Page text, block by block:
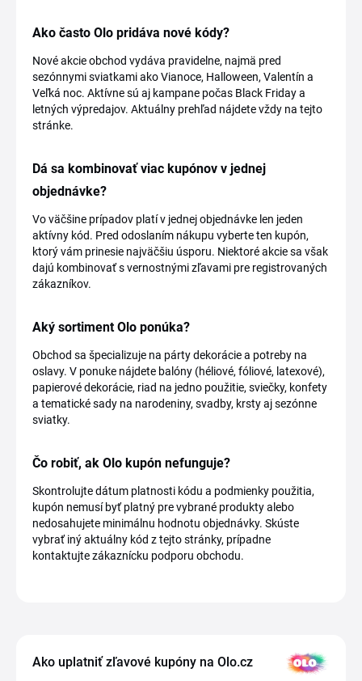
Ako často Olo pridáva nové kódy?
Nové akcie obchod vydáva pravidelne, najmä pred
sezónnymi sviatkami ako Vianoce, Halloween, Valentín a
Veľká noc. Aktívne sú aj kampane počas Black Friday a
letných výpredajov. Aktuálny prehľad nájdete vždy na tejto
stránke.
Dá sa kombinovať viac kupónov v jednej
objednávke?
Vo väčšine prípadov platí v jednej objednávke len jeden
aktívny kód. Pred odoslaním nákupu vyberte ten kupón,
ktorý vám prinesie najväčšiu úsporu. Niektoré akcie sa však
dajú kombinovať s vernostnými zľavami pre registrovaných
zákazníkov.
Aký sortiment Olo ponúka?
Obchod sa špecializuje na párty dekorácie a potreby na
oslavy. V ponuke nájdete balóny (héliové, fóliové, latexové),
papierové dekorácie, riad na jedno použitie, sviečky, konfety
a tematické sady na narodeniny, svadby, krsty aj sezónne
sviatky.
Čo robiť, ak Olo kupón nefunguje?
Skontrolujte dátum platnosti kódu a podmienky použitia,
kupón nemusí byť platný pre vybrané produkty alebo
nedosahujete minimálnu hodnotu objednávky. Skúste
vybrať iný aktuálny kód z tejto stránky, prípadne
kontaktujte zákaznícku podporu obchodu.
Ako uplatniť zľavové kupóny na Olo.cz